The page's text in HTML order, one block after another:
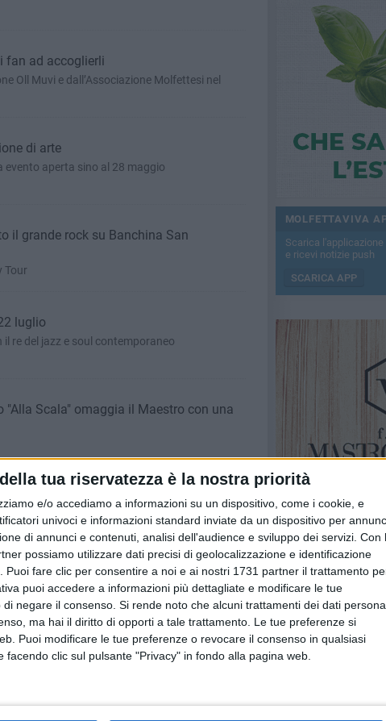
tua riservatezza è la nostra priorità
e/o accediamo a informazioni su un dispositivo, come i cookie, e
univoci e informazioni standard inviate da un dispositivo per
di annunci e contenuti, analisi dell'audience e sviluppo dei servizi. Con
possiamo utilizzare dati precisi di geolocalizzazione e identificazione
Puoi fare clic per consentire a noi e ai nostri 1731 partner il trattamento
puoi accedere a informazioni più dettagliate e modificare le tue
negare il consenso. Si rende noto che alcuni trattamenti dei dati
ma hai il diritto di opporti a tale trattamento. Le tue preferenze si
Puoi modificare le tue preferenze o revocare il consenso in qualsiasi
clic sul pulsante "Privacy" in fondo alla pagina web.
fan ad accoglierli
Oll Muvi e dall’Associazione Molfettesi nel
di arte
evento aperta sino al 28 maggio
il grande rock su Banchina San
Tour
luglio
re del jazz e soul contemporaneo
Scala" omaggia il Maestro con una
Bosso
Fondazione Musicale Vincenzo Maria Valente
Cirilli, Simoncelli e Tibaldi alla sala dei
ecco i vincitori del Premio Azzarita 2016
MOLFETTAVIVA
Scarica l'applicazione
e ricevi notizie push
SCARICA APP